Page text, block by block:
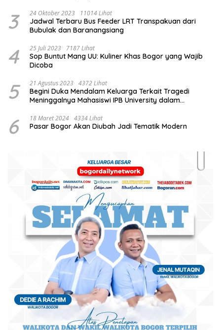
3 24 Oktober 2023 11014 Lihat
Jadwal Terbaru Bus Feeder LRT Transpakuan dari
Bubulak dan Baranangsiang
4 25 Juli 2023 7187 Lihat
Sop Buntut Mang UU: Kuliner Khas Bogor yang Wajib
Dicoba
5 21 Agustus 2023 4372 Lihat
Begini Duka Mendalam Keluarga Terkait Tragedi
Meninggalnya Mahasiswi IPB University dalam
6 18 Maret 2024 4334 Lihat
Pasar Bogor Akan Diubah Jadi Tematik Modern